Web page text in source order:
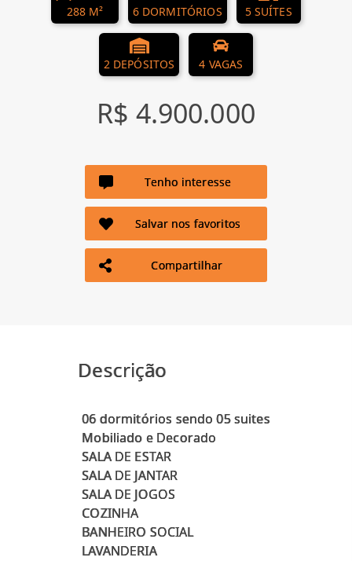
288 M² 6 DORMITÓRIOS 5 SUÍTES
2 DEPÓSITOS 4 VAGAS
R$ 4.900.000
Tenho interesse
Salvar nos favoritos
Compartilhar
Descrição
06 dormitórios sendo 05 suites
Mobiliado e Decorado
SALA DE ESTAR
SALA DE JANTAR
SALA DE JOGOS
COZINHA
BANHEIRO SOCIAL
LAVANDERIA